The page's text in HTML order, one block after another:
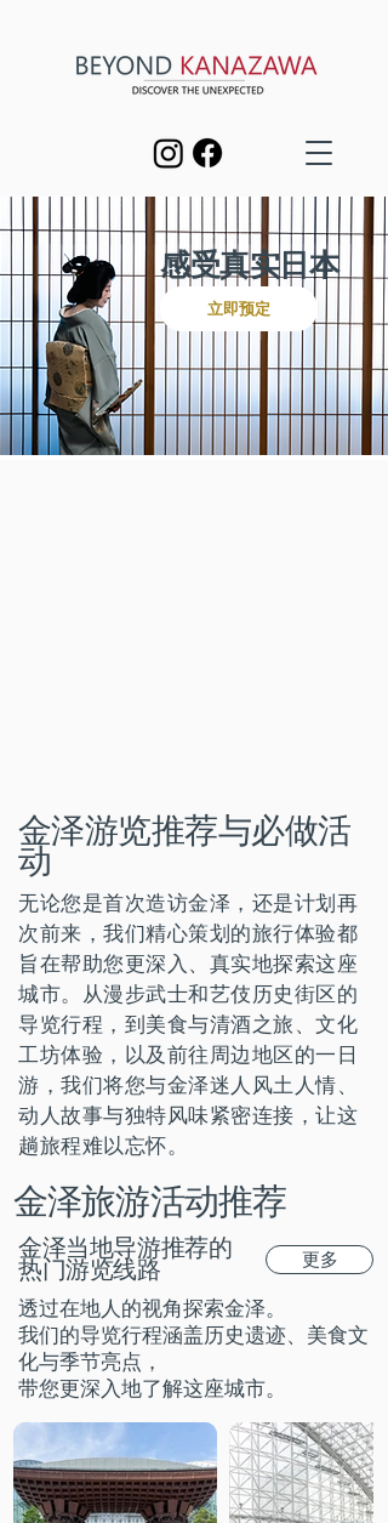
感受真实日本
立即预定
金泽游览推荐与必做活
动​
无论您是首次造访金泽，还是计划再
次前来，我们精心策划的旅行体验都
旨在帮助您更深入、真实地探索这座
城市。从漫步武士和艺伎历史街区的
导览行程，到美食与清酒之旅、文化
工坊体验，以及前往周边地区的一日
游，我们将您与金泽迷人风土人情、
动人故事与独特风味紧密连接，让这
趟旅程难以忘怀。
金泽旅游活动推荐
金泽当地导游推荐的
热门游览线路 更多
透过在地人的视角探索金泽。
我们的导览行程涵盖历史遗迹、美食文
化与季节亮点，
带您更深入地了解这座城市。